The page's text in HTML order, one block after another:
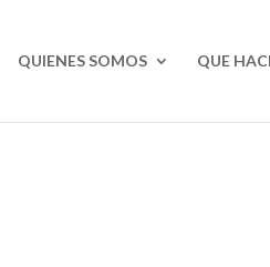
QUIENES SOMOS QUE